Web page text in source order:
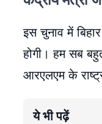
इस चुनाव में
होगी। हम सब
आरएलएम के
ये भी पढ़ें